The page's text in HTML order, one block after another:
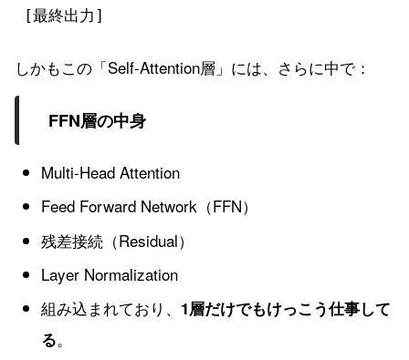
しかもこの「Self-Attention層」には、さらに中で：
FFN層の中身
Multi-Head Attention
Feed Forward Network（FFN）
残差接続（Residual）
Layer Normalization
組み込まれており、 1層だけでもけっこう仕事して
る。